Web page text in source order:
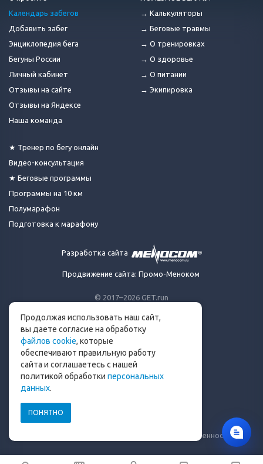
© 2017–2026 GET.run
Сделано с ❤ бегунами
для бегунов
Телеграм-канал Get.run
Беговой чат в Телеграм
info@get.run
Уведомление о рисках и ограничение ответственности
Календарь забегов
Добавить забег
Энциклопедия бега
Бегуны России
Личный кабинет
Отзывы на сайте
Отзывы на Яндексе
Наша команда
★ Тренер по бегу онлайн
Видео-консультация
★ Беговые программы
Программы на 10 км
Полумарафон
Подготовка к марафону
→ Калькуляторы
→ Беговые травмы
→ О тренировках
→ О здоровье
→ О питании
→ Экипировка
Разработка сайта
Продвижение сайта: Промо-Меноком
Продолжая использовать наш сайт,
вы даете согласие на обработку
файлов cookie, которые
обеспечивают правильную работу
сайта и соглашаетесь с нашей
политикой обработки персональных
данных.
ПОНЯТНО